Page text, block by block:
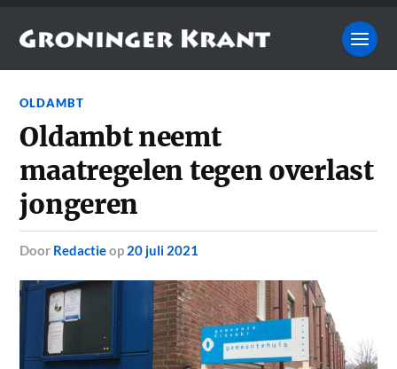
OLDAMBT
Oldambt neemt
maatregelen tegen overlast
jongeren
door Redactieop 20 juli 2021